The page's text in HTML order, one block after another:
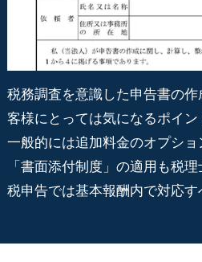
税務調査を意識した申告書の
客様にとっては気になるポイン
一般的には追加料金のオプシ
「書面添付制度」の適用も税
税申告では基本報酬内で対応す